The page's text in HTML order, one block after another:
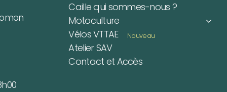
Caille qui sommes-nous ?
Motoculture
Vélos VTTAE
Nouveau
Atelier SAV
Contact et Accès